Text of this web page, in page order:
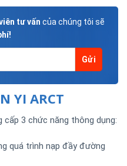
tư vấn của chúng tôi sẽ
YI ARCT
cấp 3 chức năng thông dụng:
quá trình nạp đầy đường